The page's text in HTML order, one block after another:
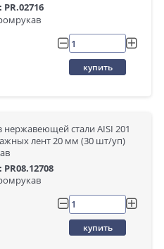
купить
нержавеющей стали AISI 201
лент 20 мм (30 шт/уп)
купить